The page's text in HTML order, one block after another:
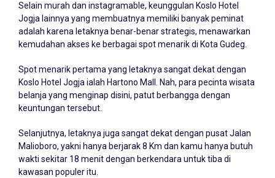
Selain murah dan instagramable, keunggulan Koslo Hotel
Jogja lainnya yang membuatnya memiliki banyak peminat
adalah karena letaknya benar-benar strategis, menawarkan
kemudahan akses ke berbagai spot menarik di Kota Gudeg.
Spot menarik pertama yang letaknya sangat dekat dengan
Koslo Hotel Jogja ialah Hartono Mall. Nah, para pecinta wisata
belanja yang menginap disini, patut berbangga dengan
keuntungan tersebut.
Selanjutnya, letaknya juga sangat dekat dengan pusat Jalan
Malioboro, yakni hanya berjarak 8 Km dan kamu hanya butuh
wakti sekitar 18 menit dengan berkendara untuk tiba di
kawasan populer itu.